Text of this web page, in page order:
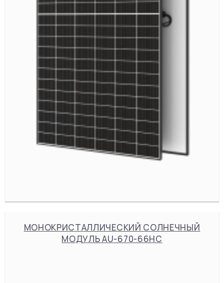
МОНОКРИСТАЛЛИЧЕСКИЙ СОЛНЕЧНЫЙ
МОДУЛЬ AU-670-66HC